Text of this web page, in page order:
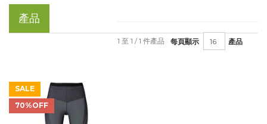
產品
每頁顯示 產品
1 至 1 / 1 件產品
SALE
70%OFF